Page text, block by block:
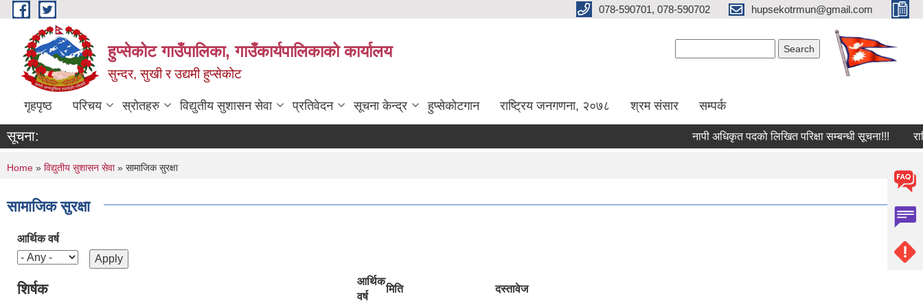
Skip to main content 078-590701, 078-590702 hupsekotrmun@gmail.com
हुप्सेकोट गाउँपालिका, गाउँकार्यपालिकाको कार्यालय
सुन्दर, सुखी र उद्यमी हुप्सेकोट
गृहपृष्ठ परिचय स्रोतहरु विद्युतीय सुशासन सेवा प्रतिवेदन सूचना केन्द्र हुप्सेकोटगान राष्ट्रिय जनगणना, २०७८ श्रम संसार सम्पर्क
सूचना: नापी अधिकृत पदको लिखित परिक्षा सम्बन्धी सूचना!!!
You are here
Home » विद्युतीय सुशासन सेवा» सामाजिक सुरक्षा
सामाजिक सुरक्षा
आर्थिक वर्ष
शिर्षक
आर्थिक
वर्ष
मिति दस्तावेज